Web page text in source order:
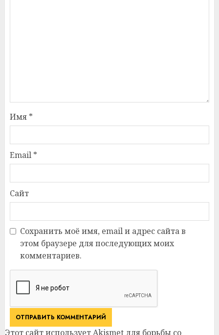
Имя *
Email *
Сайт
Сохранить моё имя, email и адрес сайта в
этом браузере для последующих моих
комментариев.
Этот сайт использует Akismet для борьбы со